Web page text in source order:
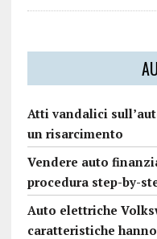
Atti vandalici
un risarcimento
Vendere auto
procedura step-by-
Auto elettriche
caratteristiche hanno